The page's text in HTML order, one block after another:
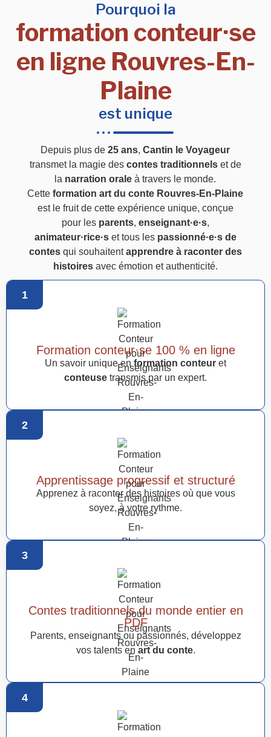
Pourquoi la
formation conteur·se
en ligne Rouvres-En-
Plaine
est unique
Depuis plus de25 ans,Cantin le Voyageur
transmet la magie des contes traditionnelset de
la narration orale à travers le monde.
Cetteformation art du conte Rouvres-En-Plaine
est le fruit de cette expérience unique, conçue
pour les parents, enseignant·e·s,
animateur·rice·set tous les passionné·e·s de
contesqui souhaitentapprendre à raconter des
histoiresavec émotion et authenticité.
1
Formation conteur·se 100 % en ligne
Un savoir unique en formation conteur et
conteuse transmis par un expert.
2
Apprentissage progressif et structuré
Apprenez à raconter des histoires où que vous
soyez, à votre rythme.
3
Contes traditionnels du monde entier en
PDF
Parents, enseignants ou passionnés, développez
vos talents en art du conte.
4